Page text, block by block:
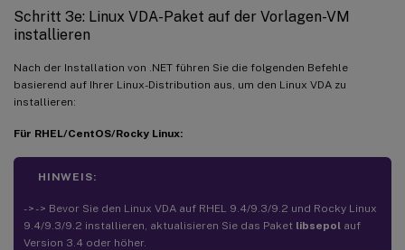
Schritt 3e: Linux VDA-Paket auf der Vorlagen-VM
installieren
Nach der Installation von .NET führen Sie die folgenden Befehle
basierend auf Ihrer Linux-Distribution aus, um den Linux VDA zu
installieren:
Für RHEL/CentOS/Rocky Linux:
HINWEIS:
- > - > Bevor Sie den Linux VDA auf RHEL 9.4/9.3/9.2 und Rocky Linux
9.4/9.3/9.2 installieren, aktualisieren Sie das Paket libsepol auf
Version 3.4 oder höher.